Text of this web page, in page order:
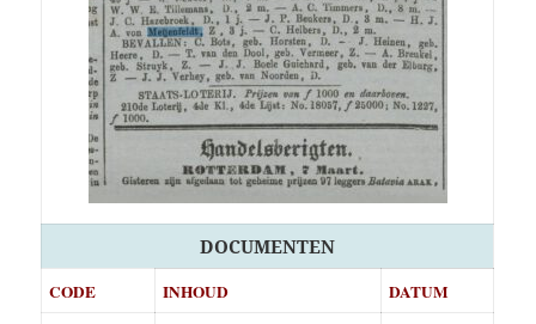
DOCUMENTEN
CODE INHOUD DATUM